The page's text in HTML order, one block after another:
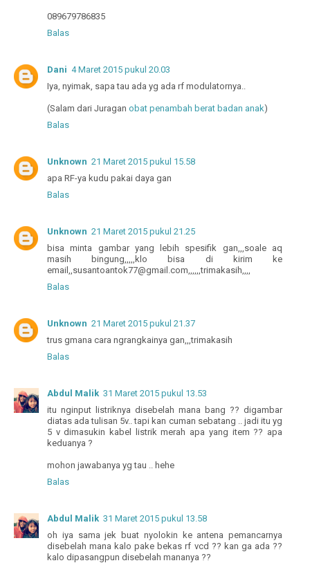
089679786835
Balas
Dani 4 Maret 2015 pukul 20.03
Iya, nyimak, sapa tau ada yg ada rf modulatornya..
(Salam dari Juragan obat penambah berat badan anak)
Balas
Unknown 21 Maret 2015 pukul 15.58
apa RF-ya kudu pakai daya gan
Balas
Unknown 21 Maret 2015 pukul 21.25
bisa minta gambar yang lebih spesifik gan,,,soale aq
masih bingung,,,,,klo bisa di kirim ke
email,,susantoantok77@gmail.com,,,,,,trimakasih,,,,
Balas
Unknown 21 Maret 2015 pukul 21.37
trus gmana cara ngrangkainya gan,,,trimakasih
Balas
Abdul Malik 31 Maret 2015 pukul 13.53
itu nginput listriknya disebelah mana bang ?? digambar
diatas ada tulisan 5v.. tapi kan cuman sebatang .. jadi itu yg
5 v dimasukin kabel listrik merah apa yang item ?? apa
keduanya ?
mohon jawabanya yg tau .. hehe
Balas
Abdul Malik 31 Maret 2015 pukul 13.58
oh iya sama jek buat nyolokin ke antena pemancarnya
disebelah mana kalo pake bekas rf vcd ?? kan ga ada ??
kalo dipasangpun disebelah mananya ??